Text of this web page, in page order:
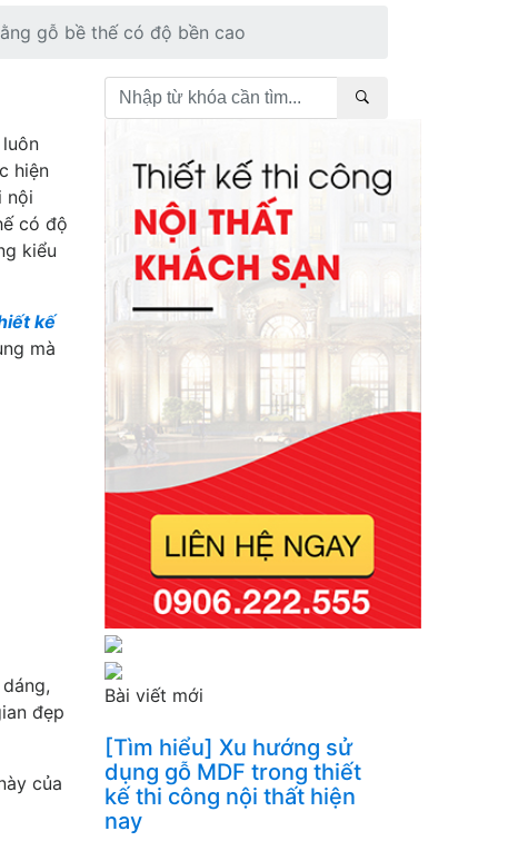
gỗ bề thế có độ bền cao
hiện
nội
có độ
kiểu
kế
mà
đẹp
của
Bài viết mới
[Tìm hiểu] Xu hướng sử
dụng gỗ MDF trong thiết
kế thi công nội thất hiện
nay